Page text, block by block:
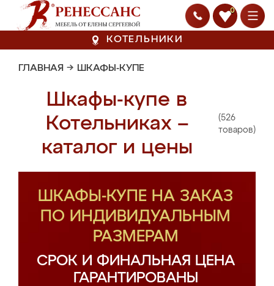
0
КОТЕЛЬНИКИ
ГЛАВНАЯ → ШКАФЫ-КУПЕ
Шкафы-купе в
Котельниках –
каталог и цены
(526
товаров)
ШКАФЫ-КУПЕ НА ЗАКАЗ
ПО ИНДИВИДУАЛЬНЫМ
РАЗМЕРАМ
СРОК И ФИНАЛЬНАЯ ЦЕНА
ГАРАНТИРОВАНЫ